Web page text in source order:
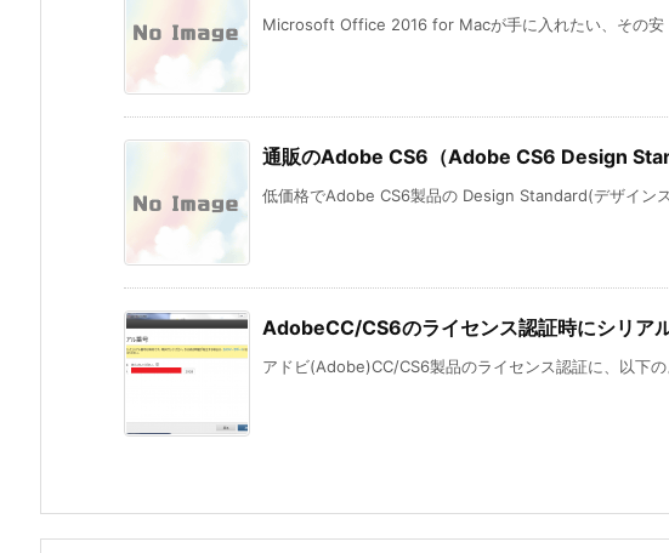
Microsoft Office 2016 for Macが手に入れたい、その安
通販のAdobe CS6（Adobe CS6 Design
低価格でAdobe CS6製品の Design Standard(デザイン
AdobeCC/CS6のライセンス認証時にシリア
アドビ(Adobe)CC/CS6製品のライセンス認証に、以下